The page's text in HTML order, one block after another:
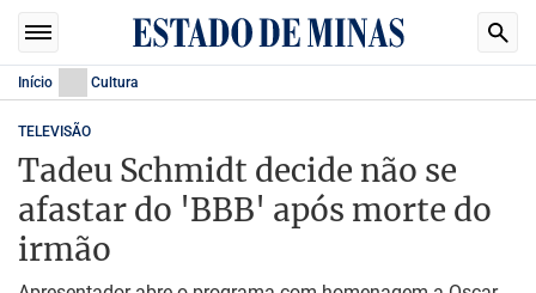
Início Cultura
TELEVISÃO
Tadeu Schmidt decide não se
afastar do 'BBB' após morte do
irmão